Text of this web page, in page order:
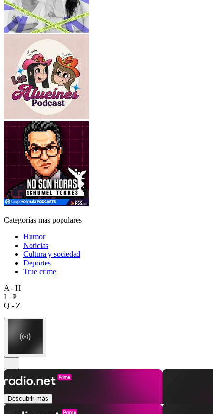
Categorías más populares
Humor
Noticias
Cultura y sociedad
Deportes
True crime
A - H
I - P
Q - Z
Descubrir más